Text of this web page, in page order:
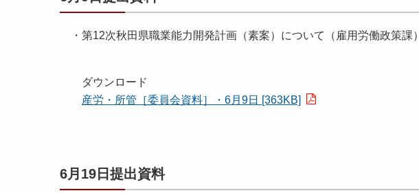
・第12次秋田県職業能力開発計画（素案）について（雇用労働政策課）
ダウンロード
産労・所管［委員会資料］・6月9日 [363KB]
6月19日提出資料